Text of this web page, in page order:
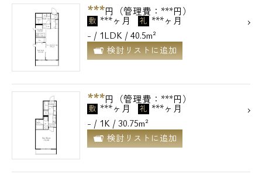
***円（管理費：***円）
敷 ***ヶ月 礼 ***ヶ月
- / 1LDK / 40.5m²
検討リストに追加
***円（管理費：***円）
敷 ***ヶ月 礼 ***ヶ月
- / 1K / 30.75m²
検討リストに追加